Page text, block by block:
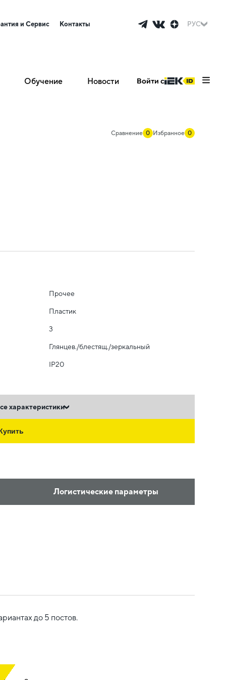
и Сервис Контакты РУС
Обучение Новости Войти с
Сравнение 0 Избранное 0
Прочее
Пластик
3
Глянцев./блестящ./зеркальный
IP20
характеристики
Логистические параметры
до 5 постов.